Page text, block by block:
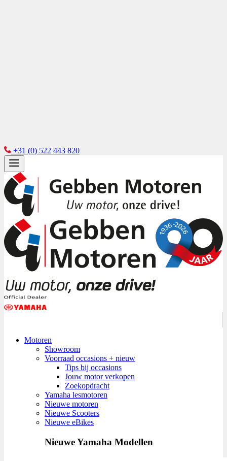
+31 (0) 522 443 820
Motoren
Showroom
Voorraad occasions + nieuw
Tips bij occasions
Jouw motor verkopen
Zoekopdracht
Yamaha lesmotoren
Nieuwe motoren
Nieuwe Scooters
Nieuwe eBikes
Nieuwe Yamaha Modellen